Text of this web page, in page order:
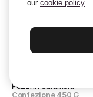
Pezzi In Salamoia
Confezione 450 G
our cookie policy